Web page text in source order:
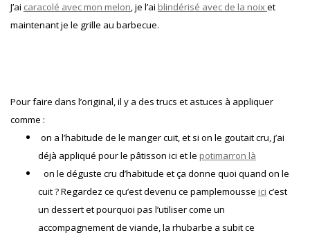
J’ai caracolé avec mon melon, je l’ai blindérisé avec de la noixet
maintenant je le grille au barbecue.
Pour faire dans l’original, il y a des trucs et astuces à appliquer
comme :
on a l’habitude de le manger cuit, et si on le goutait cru, j’ai
déjà appliqué pour le pâtisson ici et le potimarron là
on le déguste cru d’habitude et ça donne quoi quand on le
cuit ? Regardez ce qu’est devenu ce pamplemousse ici c’est
un dessert et pourquoi pas l’utiliser come un
accompagnement de viande, la rhubarbe a subit ce